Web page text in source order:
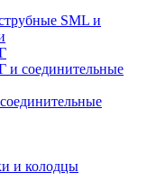
SML и
соединительные
и колодцы